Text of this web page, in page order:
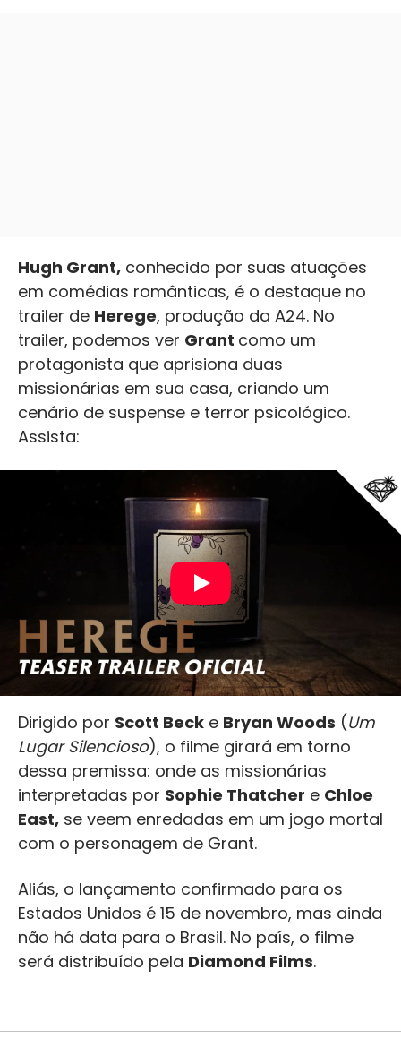
Hugh Grant, conhecido por suas atuações
em comédias românticas, é o destaque no
trailer de Herege, produção da A24. No
trailer, podemos ver Grant como um
protagonista que aprisiona duas
missionárias em sua casa, criando um
cenário de suspense e terror psicológico.
Assista:
Dirigido por Scott Beck e Bryan Woods (Um
Lugar Silencioso), o filme girará em torno
dessa premissa: onde as missionárias
interpretadas por Sophie Thatcher e Chloe
East, se veem enredadas em um jogo mortal
com o personagem de Grant.
Aliás, o lançamento confirmado para os
Estados Unidos é 15 de novembro, mas ainda
não há data para o Brasil. No país, o filme
será distribuído pela Diamond Films.